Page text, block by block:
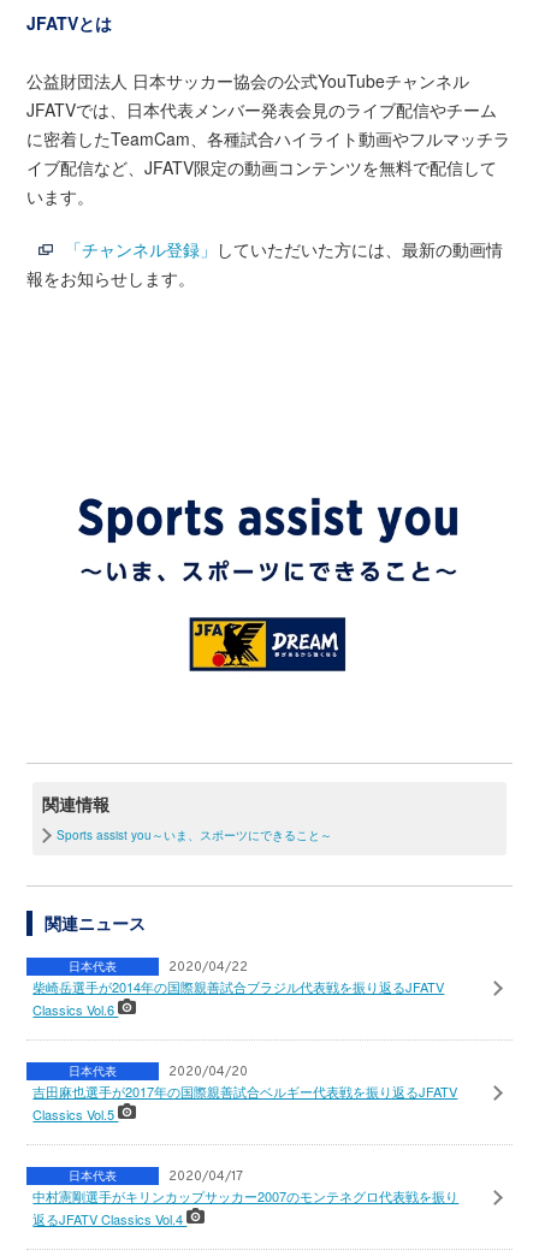
JFATVとは
公益財団法人 日本サッカー協会の公式YouTubeチャンネル
JFATVでは、日本代表メンバー発表会見のライブ配信やチーム
に密着したTeamCam、各種試合ハイライト動画やフルマッチラ
イブ配信など、JFATV限定の動画コンテンツを無料で配信して
います。
「チャンネル登録」 していただいた方には、最新の動画情
報をお知らせします。
関連情報
Sports assist you～いま、スポーツにできること～
関連ニュース
日本代表 2020/04/22
柴崎岳選手が2014年の国際親善試合ブラジル代表戦を振り返るJFATV
Classics Vol.6
日本代表 2020/04/20
吉田麻也選手が2017年の国際親善試合ベルギー代表戦を振り返るJFATV
Classics Vol.5
日本代表 2020/04/17
中村憲剛選手がキリンカップサッカー2007のモンテネグロ代表戦を振り
返るJFATV Classics Vol.4